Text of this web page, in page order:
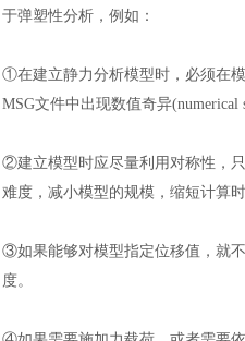
于弹塑性分析，例如 ：
①在建立静力分析模型时，必须在
MSG文件中出现数值奇异
②建立模型时应尽量利用对称性，
难度，减小模型的规模，缩短计算时
③如果能够对模型指定位移值，就
度。